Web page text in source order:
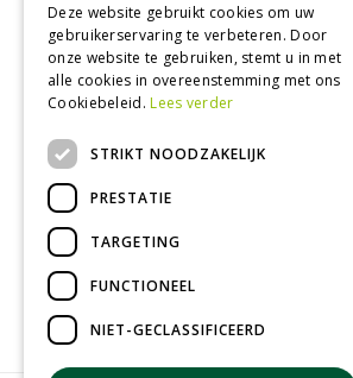
Donderdag
09:00 -
Vrijdag
09:00 -
Zaterdag
09:00 -
Toon alle openingstijden
Deze website gebruikt cookies om uw
gebruikerservaring te verbeteren. Door
onze website te gebruiken, stemt u in met
alle cookies in overeenstemming met ons
Cookiebeleid.Lees verder
STRIKT NOODZAKELIJK
PRESTATIE
TARGETING
FUNCTIONEEL
NIET-GECLASSIFICEERD